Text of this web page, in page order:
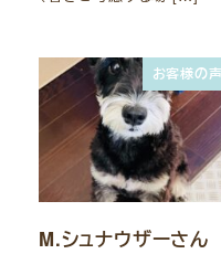
お客様の声
M.シュナウザーさん